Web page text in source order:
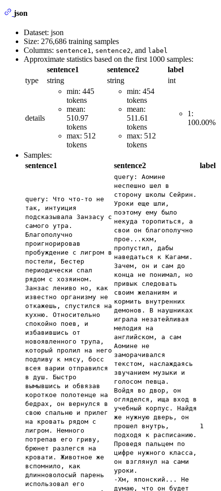
json
Dataset: json
Size: 276,686 training samples
Columns: sentence1, sentence2, and label
Approximate statistics based on the first 1000 samples:
sentence1
sentence2
label
type
string string int
details
min: 445
tokens
mean:
510.97
tokens
max: 512
tokens
min: 454
tokens
mean:
511.61
tokens
max: 512
tokens
1:
100.00%
Samples:
sentence1
sentence2 label
query: Что что-то не
так, интуиция
подсказывала Занзасу с
самого утра.
Благополучно
проигнорировав
пробуждение с лигром в
постели, Бестер
периодически спал
рядом с хозяином.
Занзас лениво но, как
известно организму не
откажешь, спустился на
кухню. Относительно
спокойно поев, и
избавившись от
новоявленного трупа,
который пролил на него
подливу к мясу, босс
всея варии отправился
в душ. Быстро
вымывшись и обвязав
короткое полотенце на
бедрах, он вернулся в
свою спальню и прилег
на кровать рядом с
лигром. Немного
потрепав его гриву,
брюнет разлегся на
кровати. Животное же
вспомнило, как
длинноволосый парень
использовал его
query: Аомине
неспешно шел в
сторону школы Сейрин.
Уроки еще шли,
поэтому ему было
некуда торопиться, а
свои он благополучно
прое...кхм,
пропустил, дабы
наведаться к Кагами.
Зачем, он и сам до
конца не понимал, но
привык следовать
своим желаниям и
кормить внутренних
демонов. В наушниках
играла незатейливая
мелодия на
английском, а сам
Аомине не
заморачивался
текстом, наслаждаясь
звучанием музыки и
голосом певца.
Войдя во двор, он
огляделся, ища вход в
учебный корпус. Найдя
же нужную дверь, он
прошел внутрь,
подходя к расписанию.
Проведя пальцем по
цифре нужного класса,
он взглянул на сами
уроки.
-Хм, японский... Не
думаю, что он будет
1